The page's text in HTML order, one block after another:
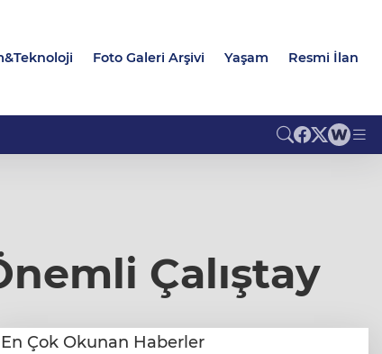
Foto Galeri Arşivi Yaşam Resmi İlan
Çalıştay
En Çok Okunan Haberler